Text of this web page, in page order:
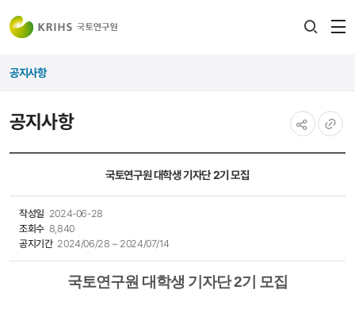
공지사항
공지사항
국토연구원 대학생 기자단 2기 모집
작성일 2024-06-28
조회수 8,840
공지기간 2024/06/28 ~ 2024/07/14
국토연구원 대학생 기자단 2기 모집